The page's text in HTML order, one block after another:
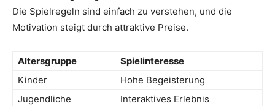
Die Spielregeln sind einfach zu verstehen, und die
Motivation steigt durch attraktive Preise.
Altersgruppe
Spielinteresse
Kinder
Hohe Begeisterung
Jugendliche
Interaktives Erlebnis